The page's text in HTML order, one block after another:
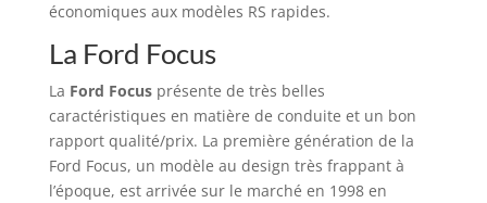
économiques aux modèles RS rapides.
La Ford Focus
La Ford Focusprésente de très belles
caractéristiques en matière de conduite et un bon
rapport qualité/prix. La première génération de la
Ford Focus, un modèle au design très frappant à
l’époque, est arrivée sur le marché en 1998 en